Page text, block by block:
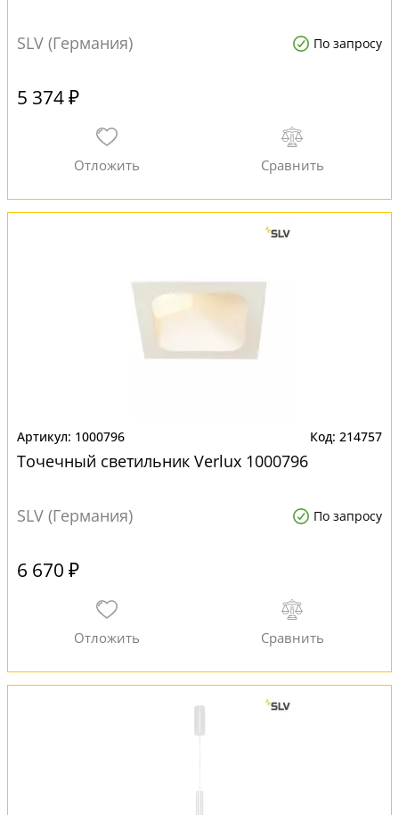
SLV (Германия) По запросу
5 374 ₽
1000796 214757
Точечный светильник Verlux 1000796
SLV (Германия) По запросу
6 670 ₽